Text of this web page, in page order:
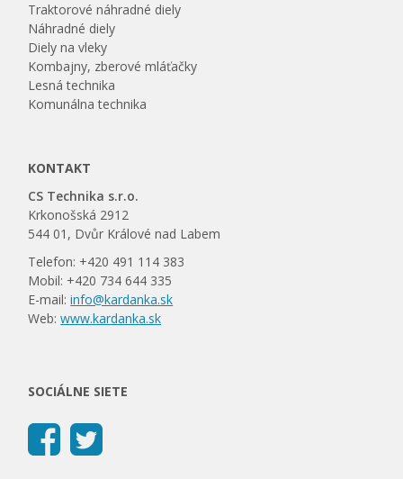
Traktorové náhradné diely
Náhradné diely
Diely na vleky
Kombajny, zberové mláťačky
Lesná technika
Komunálna technika
KONTAKT
CS Technika s.r.o.
Krkonošská 2912
544 01, Dvůr Králové nad Labem
Telefon: +420 491 114 383
Mobil: +420 734 644 335
E-mail:info@kardanka.sk
Web:www.kardanka.sk
SOCIÁLNE SIETE